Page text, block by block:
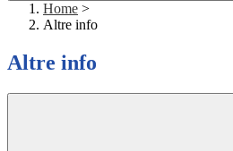
Home >
Altre info
Altre info